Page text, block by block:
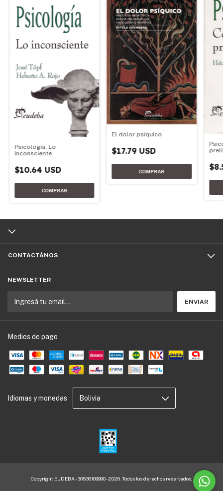
Psicología. Lo
inconsciente
$10.64 USD
El dolor psíquico
$17.79 USD
CONTACTÁNOS
NEWSLETTER
Medios de pago
Idiomas y monedas
Copyright EUDEBA - 30536109990 - 2026. Todos los derechos reservados.